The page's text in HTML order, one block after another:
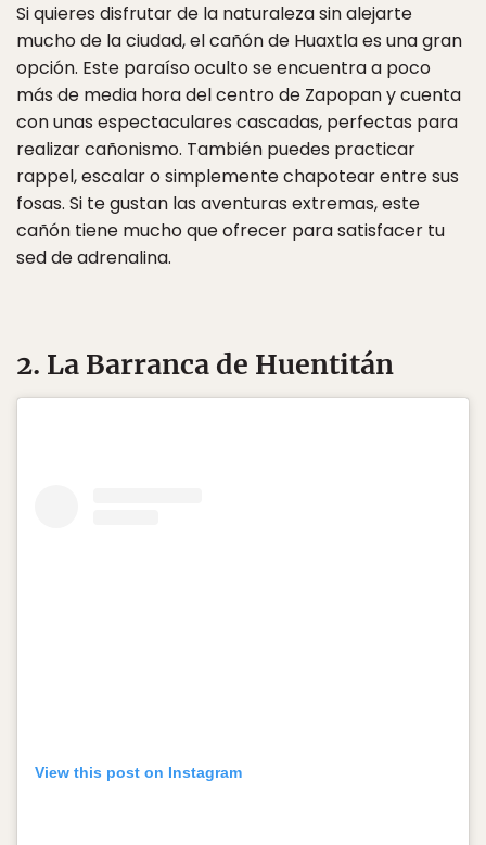
Si quieres disfrutar de la naturaleza sin alejarte
mucho de la ciudad, el cañón de Huaxtla es una gran
opción. Este paraíso oculto se encuentra a poco
más de media hora del centro de Zapopan y cuenta
con unas espectaculares cascadas, perfectas para
realizar cañonismo. También puedes practicar
rappel, escalar o simplemente chapotear entre sus
fosas. Si te gustan las aventuras extremas, este
cañón tiene mucho que ofrecer para satisfacer tu
sed de adrenalina.
2. La Barranca de Huentitán
View this post on Instagram